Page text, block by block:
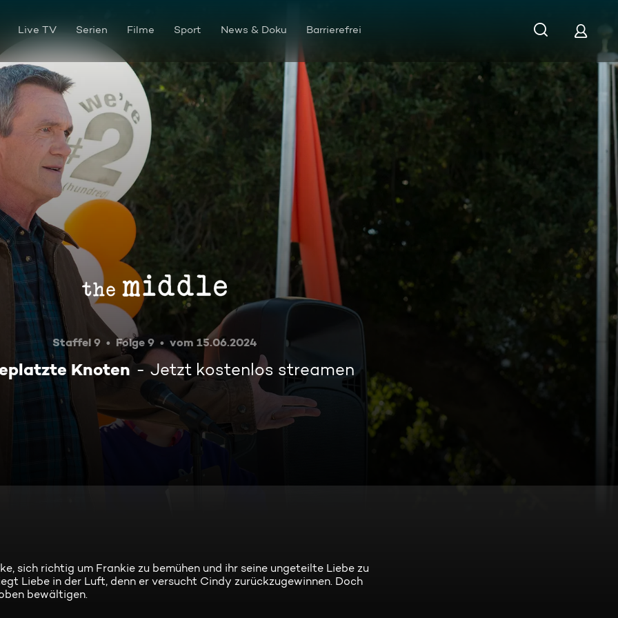
Live TV Serien Filme Sport News & Doku Barrierefrei
Der geplatzte Knoten
Staffel 9 Folge 9 vom 15.06.2024
Knoten Jetzt kostenlos streamen
sich richtig um Frankie zu bemühen und ihr seine ungeteilte Liebe zu
Liebe in der Luft, denn er versucht Cindy zurückzugewinnen. Doch
bewältigen.